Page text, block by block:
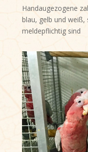
Handaugezogene
blau, gelb und weiß,
meldepflichtig sind